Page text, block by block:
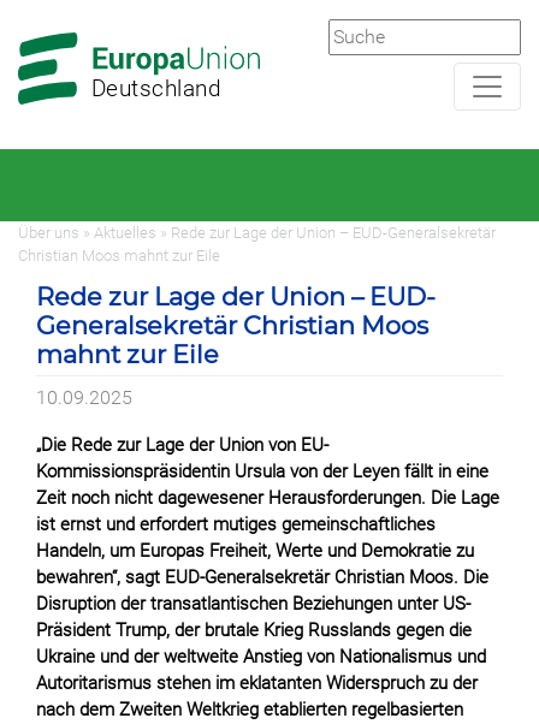
Hauptnavigation
Hauptbereich
Deutschland
Über uns » Aktuelles » Rede zur Lage der Union – EUD-Generalsekretär
Christian Moos mahnt zur Eile
Rede zur Lage der Union – EUD-
Generalsekretär Christian Moos
mahnt zur Eile
10.09.2025
„Die Rede zur Lage der Union von EU-
Kommissionspräsidentin Ursula von der Leyen fällt in eine
Zeit noch nicht dagewesener Herausforderungen. Die Lage
ist ernst und erfordert mutiges gemeinschaftliches
Handeln, um Europas Freiheit, Werte und Demokratie zu
bewahren“, sagt EUD-Generalsekretär Christian Moos. Die
Disruption der transatlantischen Beziehungen unter US-
Präsident Trump, der brutale Krieg Russlands gegen die
Ukraine und der weltweite Anstieg von Nationalismus und
Autoritarismus stehen im eklatanten Widerspruch zu der
nach dem Zweiten Weltkrieg etablierten regelbasierten